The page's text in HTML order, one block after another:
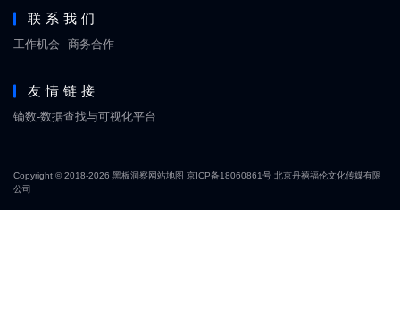
联系我们
工作机会 商务合作
友情链接
镝数-数据查找与可视化平台
Copyright © 2018-2026 黑板洞察网站地图 京ICP备18060861号 北京丹禧福伦文化传媒有限
公司